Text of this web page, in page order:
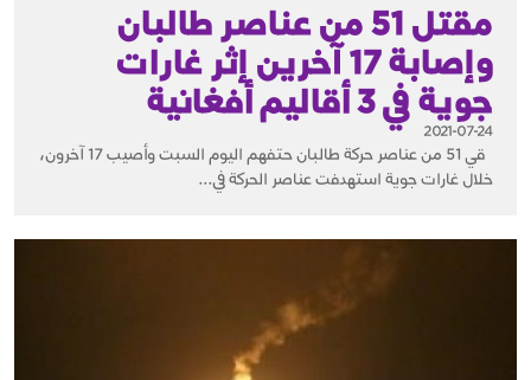
مقتل 51 من عناصر طالبان
وإصابة 17 آخرين إثر غارات
جوية في 3 أقاليم أفغانية
2021-07-24
قي 51 من عناصر حركة طالبان حتفهم اليوم السبت وأصيب 17 آخرون،
خلال غارات جوية استهدفت عناصر الحركة في...